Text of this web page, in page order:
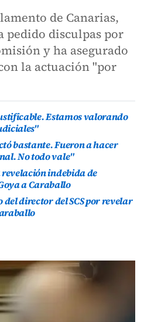
de Canarias,
pedido disculpas por
y ha asegurado
la actuación "por
Estamos valorando
bastante. Fueron a hacer
No todo vale"
indebida de
a Caraballo
del director del SCS por revelar